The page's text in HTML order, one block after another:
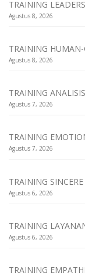
TRAINING
Agustus 8, 2026
TRAINING HUMAN-
Agustus 8, 2026
TRAINING
Agustus 7, 2026
TRAINING
Agustus 7, 2026
TRAINING
Agustus 6, 2026
TRAINING
Agustus 6, 2026
TRAINING